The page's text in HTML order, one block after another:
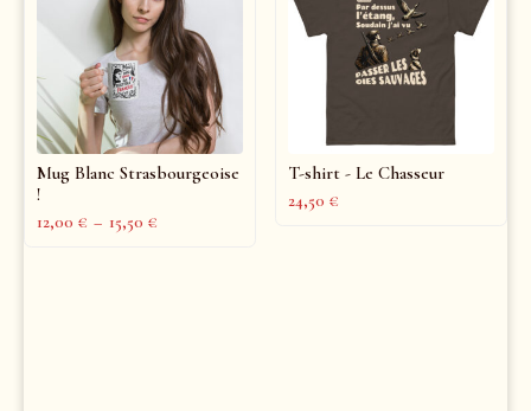
Mug Blanc Strasbourgeoise
!
12,00 € – 15,50 €
T-shirt - Le Chasseur
24,50 €